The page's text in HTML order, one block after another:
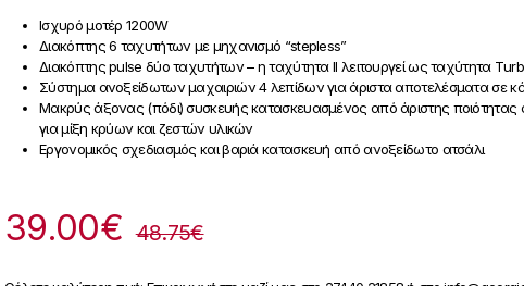
Ισχυρό μοτέρ 1200W
Διακόπτης 6 ταχυτήτων με μηχανισμό “stepless”
Διακόπτης pulse δύο ταχυτήτων – η ταχύτητα ΙΙ λειτουργεί ως ταχύτητα
Σύστημα ανοξείδωτων μαχαιριών 4 λεπίδων για άριστα αποτελέσματα σε
Μακρύς άξονας (πόδι) συσκευής κατασκευασμένος από άριστης ποιότητας
για μίξη κρύων και ζεστών υλικών
Εργονομικός σχεδιασμός και βαριά κατασκευή από ανοξείδωτο ατσάλι
39.00€ 48.75€